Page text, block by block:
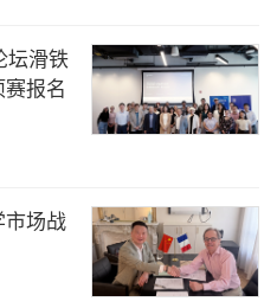
坛滑铁
报名
场战